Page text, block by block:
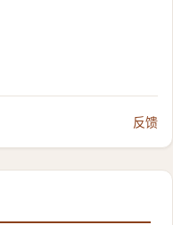
反馈